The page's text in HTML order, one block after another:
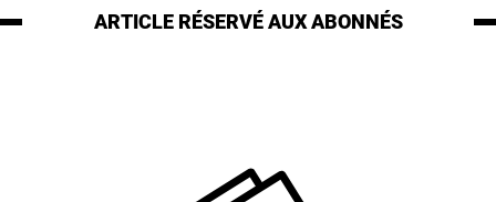
ARTICLE RÉSERVÉAUX ABONNÉS